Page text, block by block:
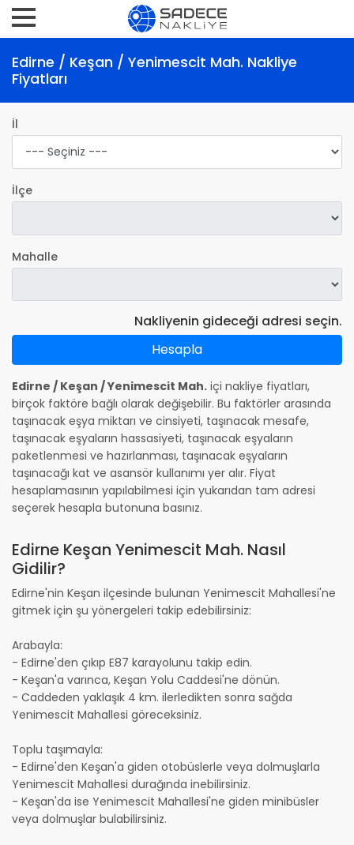
Edirne / Keşan / Yenimescit Mah. Nakliye
Fiyatları
İl
İlçe
Mahalle
Nakliyenin gideceği adresi seçin.
Hesapla
Edirne / Keşan / Yenimescit Mah. içi nakliye fiyatları,
birçok faktöre bağlı olarak değişebilir. Bu faktörler arasında
taşınacak eşya miktarı ve cinsiyeti, taşınacak mesafe,
taşınacak eşyaların hassasiyeti, taşınacak eşyaların
paketlenmesi ve hazırlanması, taşınacak eşyaların
taşınacağı kat ve asansör kullanımı yer alır. Fiyat
hesaplamasının yapılabilmesi için yukarıdan tam adresi
seçerek hesapla butonuna basınız.
Edirne Keşan Yenimescit Mah. Nasıl
Gidilir?
Edirne'nin Keşan ilçesinde bulunan Yenimescit Mahallesi'ne
gitmek için şu yönergeleri takip edebilirsiniz:
Arabayla:
- Edirne'den çıkıp E87 karayolunu takip edin.
- Keşan'a varınca, Keşan Yolu Caddesi'ne dönün.
- Caddeden yaklaşık 4 km. ilerledikten sonra sağda
Yenimescit Mahallesi göreceksiniz.
Toplu taşımayla:
- Edirne'den Keşan'a giden otobüslerle veya dolmuşlarla
Yenimescit Mahallesi durağında inebilirsiniz.
- Keşan'da ise Yenimescit Mahallesi'ne giden minibüsler
veya dolmuşlar bulabilirsiniz.